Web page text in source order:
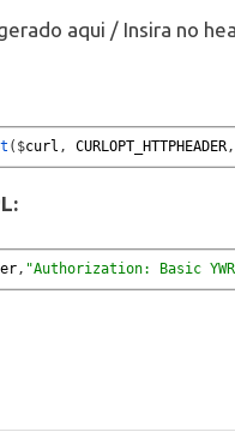
aqui / Insira no
( $curl , CURLOPT_HTTPHEADER ,
, "Authorization: Basic